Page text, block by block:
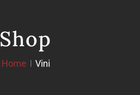
Shop
Home Vini